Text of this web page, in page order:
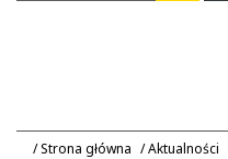
Strona główna Aktualności